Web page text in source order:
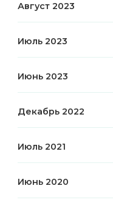
Август 2023
Июль 2023
Июнь 2023
Декабрь 2022
Июль 2021
Июнь 2020